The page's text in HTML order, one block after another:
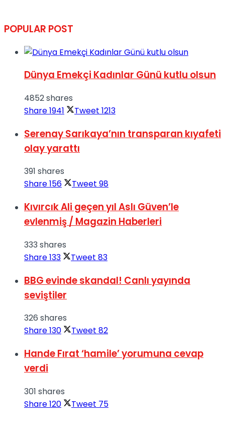
POPULAR POST
Dünya Emekçi Kadınlar Günü kutlu olsun
4852 shares
Share1941 Tweet 1213
Serenay Sarıkaya’nın transparan kıyafeti
olay yarattı
391 shares
Share156 Tweet 98
Kıvırcık Ali geçen yıl Aslı Güven’le
evlenmiş / Magazin Haberleri
333 shares
Share133 Tweet 83
BBG evinde skandal! Canlı yayında
seviştiler
326 shares
Share130 Tweet 82
Hande Fırat ‘hamile’ yorumuna cevap
verdi
301 shares
Share120 Tweet 75